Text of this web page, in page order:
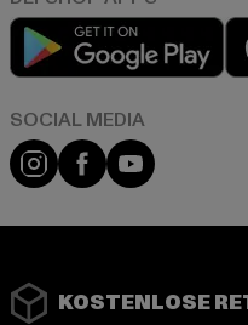
Instagram
FacebookYouTube
KOSTENLOSE